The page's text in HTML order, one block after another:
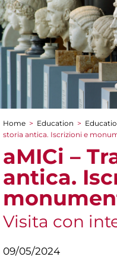
You are here
Home > Education >
storia antica. Iscrizioni e
aMICi –
antica.
Visita con
09/05/2024